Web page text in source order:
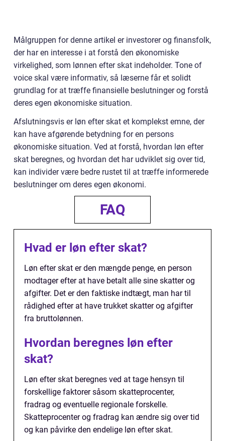
Målgruppen for denne artikel er investorer og finansfolk,
der har en interesse i at forstå den økonomiske
virkelighed, som lønnen efter skat indeholder. Tone of
voice skal være informativ, så læserne får et solidt
grundlag for at træffe finansielle beslutninger og forstå
deres egen økonomiske situation.
Afslutningsvis er løn efter skat et komplekst emne, der
kan have afgørende betydning for en persons
økonomiske situation. Ved at forstå, hvordan løn efter
skat beregnes, og hvordan det har udviklet sig over tid,
kan individer være bedre rustet til at træffe informerede
beslutninger om deres egen økonomi.
FAQ
Hvad er løn efter skat?
Løn efter skat er den mængde penge, en person
modtager efter at have betalt alle sine skatter og
afgifter. Det er den faktiske indtægt, man har til
rådighed efter at have trukket skatter og afgifter
fra bruttolønnen.
Hvordan beregnes løn efter
skat?
Løn efter skat beregnes ved at tage hensyn til
forskellige faktorer såsom skatteprocenter,
fradrag og eventuelle regionale forskelle.
Skatteprocenter og fradrag kan ændre sig over tid
og kan påvirke den endelige løn efter skat.